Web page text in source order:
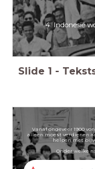
4. Indonesië
Slide 1 -
Vanaf ongeveer 1900
alleen moest verdienen
helpen met
Onder welke